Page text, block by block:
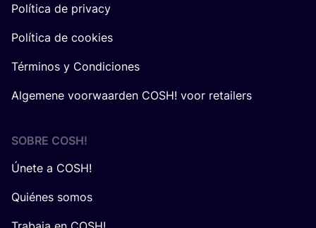
Política de privacy
Política de cookies
Términos y Condiciones
Algemene voorwaarden COSH! voor retailers
SOBRE COSH!
Únete a COSH!
Quiénes somos